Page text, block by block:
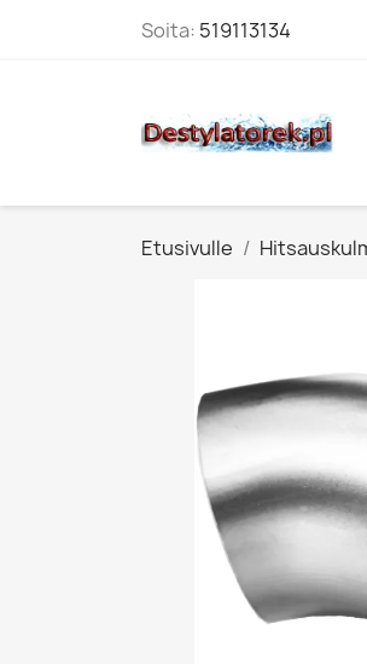
Soita: 519113134
Etusivulle